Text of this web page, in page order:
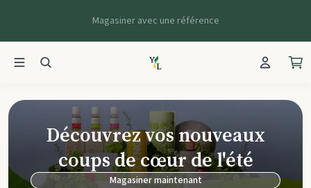
Magasiner avec une référence
Young Living
Découvrez vos nouveaux
coups de cœur de l'été
Magasiner maintenant